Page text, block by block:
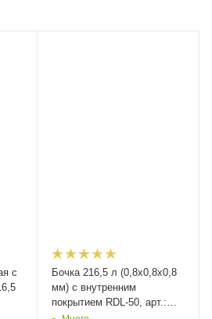
с
Бочка 216,5 л (0,8х0,8х0,8
мм) с внутренним
покрытием RDL-50, арт.: